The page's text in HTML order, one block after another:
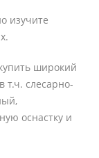
изучите
широкий
т.ч. слесарно-
оснастку и